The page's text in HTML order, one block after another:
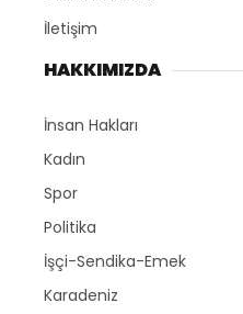
İletişim
HAKKIMIZDA
İnsan Hakları
Kadın
Spor
Politika
İşçi-Sendika-Emek
Karadeniz